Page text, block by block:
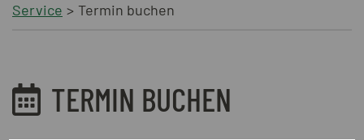
Service Termin buchen
TERMIN BUCHEN